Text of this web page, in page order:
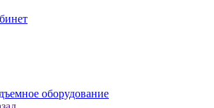
оборудование